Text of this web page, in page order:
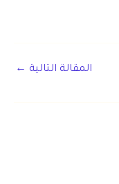
المقالة التالية ←